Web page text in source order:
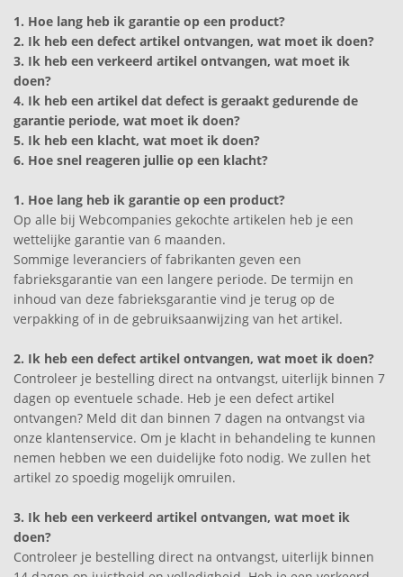
1. Hoe lang heb ik garantie op een product?
2. Ik heb een defect artikel ontvangen, wat moet ik doen?
3. Ik heb een verkeerd artikel ontvangen, wat moet ik
doen?
4. Ik heb een artikel dat defect is geraakt gedurende de
garantie periode, wat moet ik doen?
5. Ik heb een klacht, wat moet ik doen?
6. Hoe snel reageren jullie op een klacht?
1. Hoe lang heb ik garantie op een product?
Op alle bij Webcompanies gekochte artikelen heb je een
wettelijke garantie van 6 maanden.
Sommige leveranciers of fabrikanten geven een
fabrieksgarantie van een langere periode. De termijn en
inhoud van deze fabrieksgarantie vind je terug op de
verpakking of in de gebruiksaanwijzing van het artikel.
2. Ik heb een defect artikel ontvangen, wat moet ik doen?
Controleer je bestelling direct na ontvangst, uiterlijk binnen 7
dagen op eventuele schade. Heb je een defect artikel
ontvangen? Meld dit dan binnen 7 dagen na ontvangst via
onze klantenservice. Om je klacht in behandeling te kunnen
nemen hebben we een duidelijke foto nodig. We zullen het
artikel zo spoedig mogelijk omruilen.
3. Ik heb een verkeerd artikel ontvangen, wat moet ik
doen?
Controleer je bestelling direct na ontvangst, uiterlijk binnen